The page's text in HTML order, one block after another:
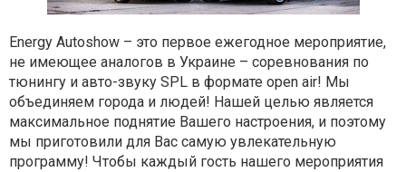
Еnergy Autoshow – это первое ежегодное мероприятие,
не имеющее аналогов в Украине – соревнования по
тюнингу и авто-звуку SPL в формате open air! Мы
объединяем города и людей! Нашей целью является
максимальное поднятие Вашего настроения, и поэтому
мы приготовили для Вас самую увлекательную
программу! Чтобы каждый гость нашего мероприятия